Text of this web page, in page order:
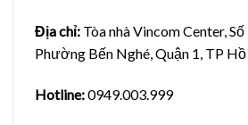
Địa chỉ: Tòa nhà Vincom Center,
Phường Bến Nghé, Quận 1, TP
Hotline:0949.003.999